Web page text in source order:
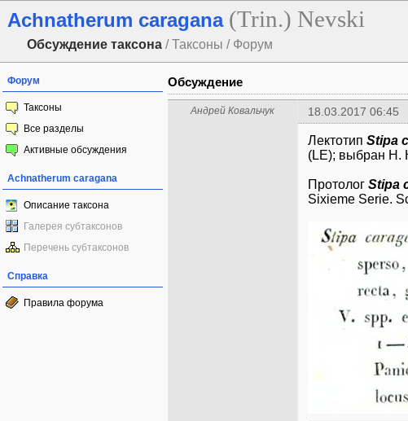
Achnatherum caragana (Trin.) Nevski
Обсуждение таксона / Таксоны / Форум
Форум
Таксоны
Все разделы
Активные обсуждения
Achnatherum caragana
Описание таксона
Галерея субтаксонов
Перечень субтаксонов
Справка
Правила форума
Обсуждение
Андрей Ковальчук 18.03.2017 06:45
Лектотип Stipa
(LE); выбран
Протолог Stipa
Sixieme Serie.